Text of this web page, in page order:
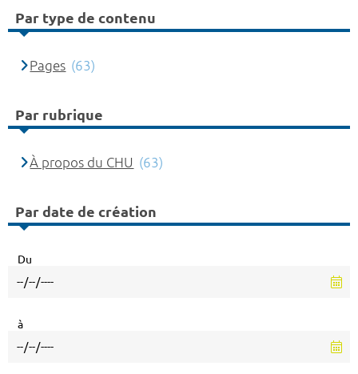
Par type de contenu
Pages (63)
Par rubrique
À propos du CHU (63)
Par date de création
Du
à